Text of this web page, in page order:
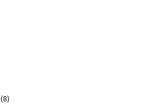
(8)